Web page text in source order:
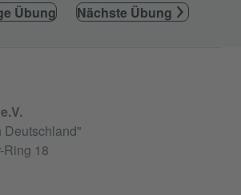
Übung Nächste Übung
Deutschland"
Ring 18